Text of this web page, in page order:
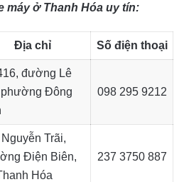
máy ở Thanh Hóa uy tín:
Địa chỉ Số điện thoại
đường Lê
phường Đông
098 295 9212
Trãi,
Điện Biên,
Hóa
237 3750 887